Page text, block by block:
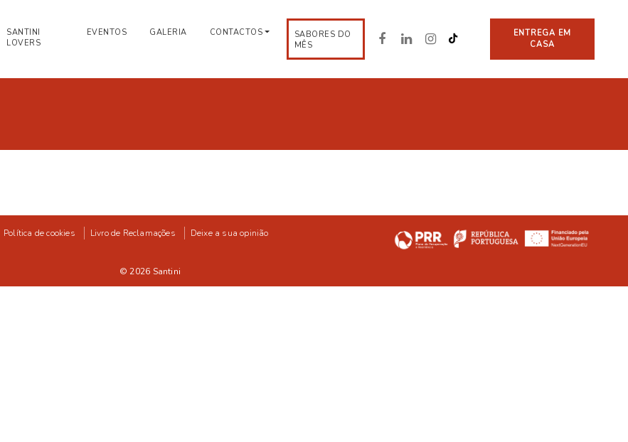
SANTINI
LOVERS
EVENTOS GALERIA CONTACTOS
SABORES DO
MÊS
ENTREGA EM
CASA
Política de cookies Livro de Reclamações Deixe a sua opinião
© 2026 Santini